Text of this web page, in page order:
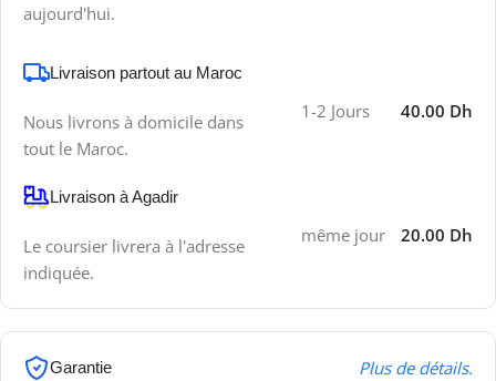
aujourd'hui.
Livraison partout au Maroc
Nous livrons à domicile dans
tout le Maroc.
1-2 Jours 40.00 Dh
Livraison à Agadir
Le coursier livrera à l'adresse
indiquée.
même jour 20.00 Dh
Garantie Plus de détails.